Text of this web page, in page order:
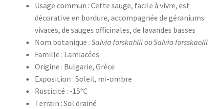
Usage commun : Cette sauge, facile à vivre, est
décorative en bordure, accompagnée de géraniums
vivaces, de sauges officinales, de lavandes basses
Nom botanique : Salvia forskahlii ou Salvia forsskaolii
Famille : Lamiacées
Origine : Bulgarie, Grèce
Exposition : Soleil, mi-ombre
Rusticité : -15°C
Terrain : Sol drainé